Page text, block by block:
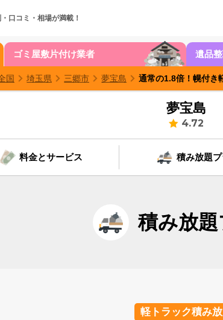
口コミ・相場が満載！
ゴミ屋敷片付け業者 遺品
国 埼玉県 三郷市 夢宝島 通常の1.8倍！幌付き
夢宝島
4.72
料金とサービス 積み放題
積み放
軽トラック積み